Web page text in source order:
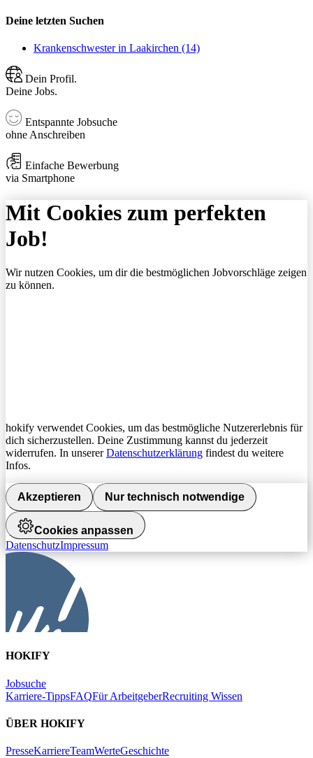
Deine letzten Suchen
Krankenschwester in Laakirchen (14)
Dein Profil.
Deine Jobs.
Entspannte Jobsuche
ohne Anschreiben
Einfache Bewerbung
via Smartphone
Mit Cookies zum perfekten
Job!
Wir nutzen Cookies, um dir die bestmöglichen Jobvorschläge zeigen
zu können.
hokify verwendet Cookies, um das bestmögliche Nutzererlebnis für
dich sicherzustellen. Deine Zustimmung kannst du jederzeit
widerrufen. In unsererDatenschutzerklärung findest du weitere
Infos.
Akzeptieren Nur technisch notwendige
Cookies anpassen
DatenschutzImpressum
HOKIFY
Jobsuche
Karriere-TippsFAQFür ArbeitgeberRecruiting Wissen
ÜBER HOKIFY
PresseKarriereTeamWerteGeschichte